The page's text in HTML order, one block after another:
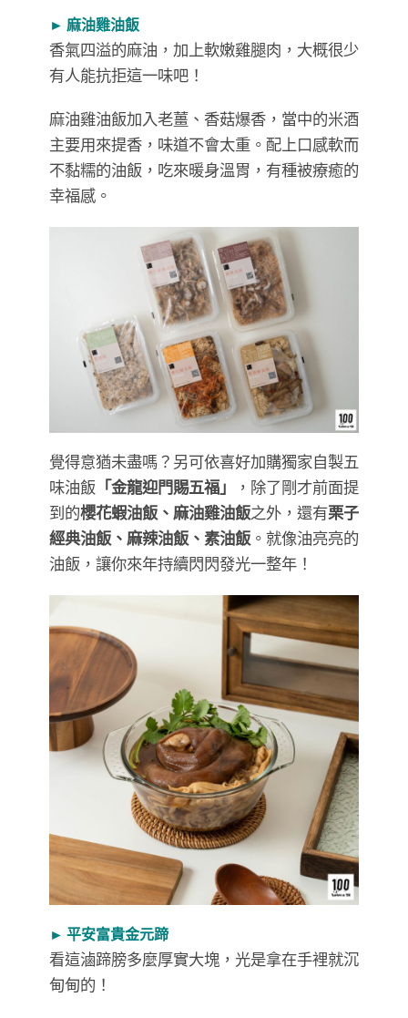
► 麻油雞油飯
香氣四溢的麻油，加上軟嫩雞腿肉，大概很少
有人能抗拒這一味吧！
麻油雞油飯加入老薑、香菇爆香，當中的米酒
主要用來提香，味道不會太重。配上口感軟而
不黏糯的油飯，吃來暖身溫胃，有種被療癒的
幸福感。
覺得意猶未盡嗎？另可依喜好加購獨家自製五
味油飯 「金龍迎門賜五福」
，除了剛才前面提
到的櫻花蝦油飯、麻油雞油飯之外，還有栗子
經典油飯、麻辣油飯、素油飯 。就像油亮亮的
油飯，讓你來年持續閃閃發光一整年！
► 平安富貴金元蹄
看這滷蹄膀多麼厚實大塊，光是拿在手裡就沉
甸甸的！